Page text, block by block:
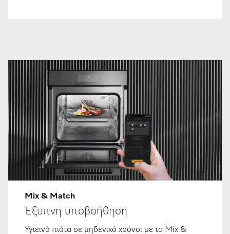
Mix & Match
Έξυπνη υποβοήθηση
Υγιεινά πιάτα σε μηδενικό χρόνο: με το Mix &